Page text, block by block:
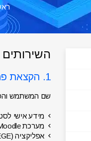
1. הקצאת פרטי כניסה למערכת עם ההרשמה בלימודים
שם המשתמש
מידע אישי
מערכת Moodle
אפליקציה (TCB\TCB COLLEGE) בטלפונים חכמים